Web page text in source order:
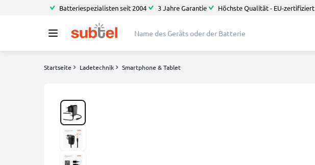
Batteriespezialisten seit 2004 3 Jahre Garantie Höchste Qualität - EU-zertifiziert
Startseite Ladetechnik Smartphone & Tablet